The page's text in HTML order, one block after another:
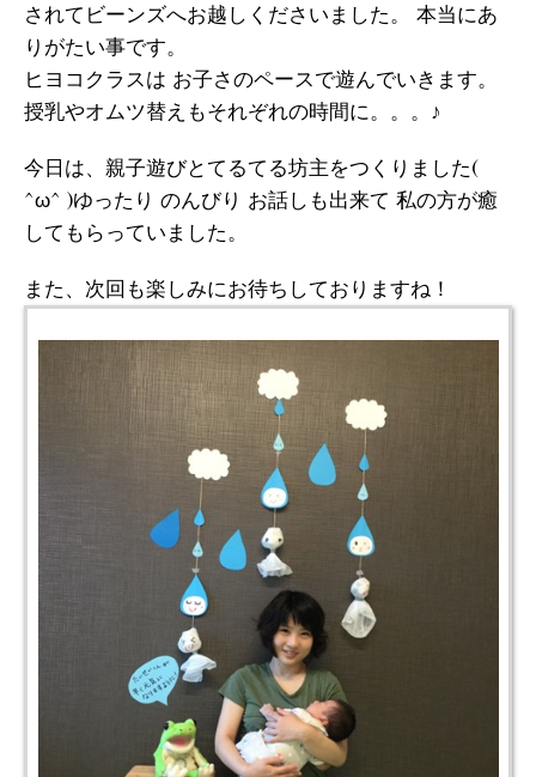
されてビーンズへお越しくださいました。 本当にあ
りがたい事です。
ヒヨコクラスは お子さのペースで遊んでいきます。
授乳やオムツ替えもそれぞれの時間に。。。♪
今日は、親子遊びとてるてる坊主をつくりました(
^ω^ )ゆったり のんびり お話しも出来て 私の方が癒
してもらっていました。
また、次回も楽しみにお待ちしておりますね！